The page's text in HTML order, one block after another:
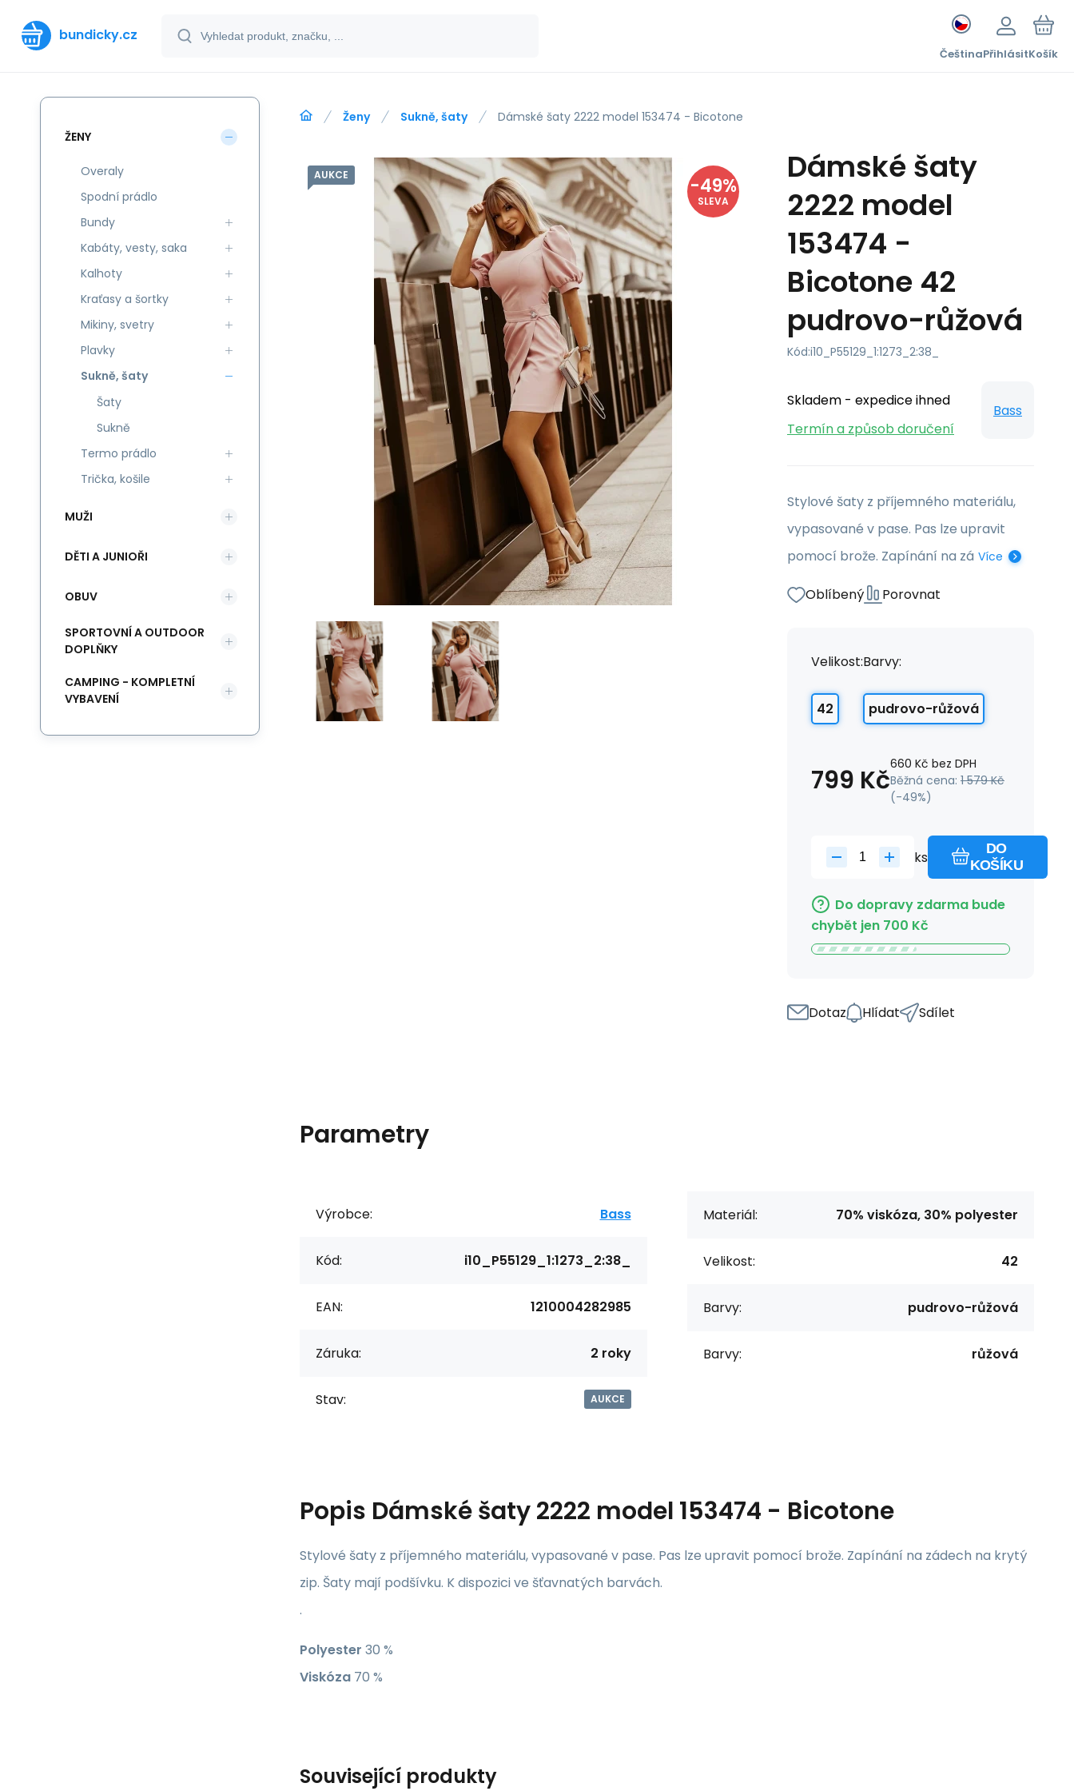
bundicky.cz
ČeštinaPřihlásitKošík
Ženy Sukně, šaty Dámské šaty 2222 model 153474 - Bicotone
AUKCE -49%
SLEVA
Dámské šaty
2222 model
153474 -
Bicotone 42
pudrovo-růžová
Kód:i10_P55129_1:1273_2:38_
Skladem - expedice ihned
Termín a způsob doručení
Bass
Stylové šaty z příjemného materiálu,
vypasované v pase. Pas lze upravit
pomocí brože. Zapínání na zá Více
Oblíbený Porovnat
Velikost:
42
Barvy:
pudrovo-růžová
799 Kč660 Kč bez DPH
Běžná cena: 1 579 Kč
(-49%)
ks
DO
KOŠÍKU
Do dopravy zdarma bude
chybět jen 700 Kč
Dotaz Hlídat Sdílet
Parametry
Výrobce: Bass
Kód: i10_P55129_1:1273_2:38_
EAN: 1210004282985
Záruka: 2 roky
Stav: AUKCE
Materiál: 70% viskóza, 30% polyester
Velikost: 42
Barvy: pudrovo-růžová
Barvy: růžová
Popis Dámské šaty 2222 model 153474 - Bicotone
Stylové šaty z příjemného materiálu, vypasované v pase. Pas lze upravit pomocí brože. Zapínání na zádech na krytý
zip. Šaty mají podšívku. K dispozici ve šťavnatých barvách.
.
Polyester 30 %
Viskóza 70 %
Související produkty
ŽENY
Overaly
Spodní prádlo
Bundy
Kabáty, vesty, saka
Kalhoty
Kraťasy a šortky
Mikiny, svetry
Plavky
Sukně, šaty
Šaty
Sukně
Termo prádlo
Trička, košile
MUŽI
DĚTI A JUNIOŘI
OBUV
SPORTOVNÍ A OUTDOOR
DOPLŇKY
CAMPING - KOMPLETNÍ
VYBAVENÍ